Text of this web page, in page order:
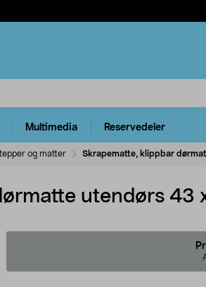
Multimedia Reservedeler
og matter Skrapematte, klippbar
utendørs 43